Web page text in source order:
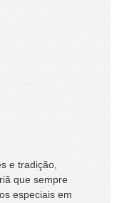
e tradição,
que sempre
especiais em